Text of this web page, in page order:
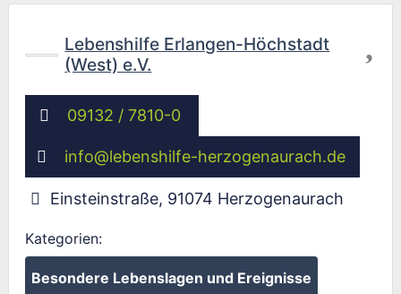
Lebenshilfe Erlangen-Höchstadt
(West) e.V.
09132 / 7810-0
info@lebenshilfe-herzogenaurach.de
Einsteinstraße, 91074 Herzogenaurach
Kategorien:
Besondere Lebenslagen und Ereignisse